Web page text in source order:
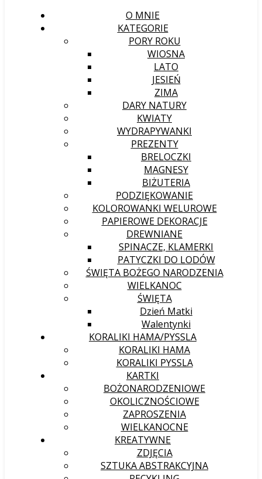
O MNIE
KATEGORIE
PORY ROKU
WIOSNA
LATO
JESIEŃ
ZIMA
DARY NATURY
KWIATY
WYDRAPYWANKI
PREZENTY
BRELOCZKI
MAGNESY
BIŻUTERIA
PODZIĘKOWANIE
KOLOROWANKI WELUROWE
PAPIEROWE DEKORACJE
DREWNIANE
SPINACZE, KLAMERKI
PATYCZKI DO LODÓW
ŚWIĘTA BOŻEGO NARODZENIA
WIELKANOC
ŚWIĘTA
Dzień Matki
Walentynki
KORALIKI HAMA/PYSSLA
KORALIKI HAMA
KORALIKI PYSSLA
KARTKI
BOŻONARODZENIOWE
OKOLICZNOŚCIOWE
ZAPROSZENIA
WIELKANOCNE
KREATYWNE
ZDJĘCIA
SZTUKA ABSTRAKCYJNA